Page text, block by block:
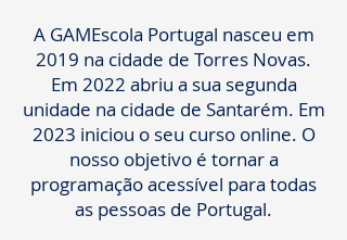
A GAMEscola Portugal nasceu em
2019 na cidade de Torres Novas.
Em 2022 abriu a sua segunda
unidade na cidade de Santarém. Em
2023 iniciou o seu curso online. O
nosso objetivo é tornar a
programação acessível para todas
as pessoas de Portugal.